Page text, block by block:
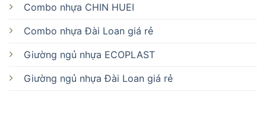
Combo nhựa CHIN HUEI
Combo nhựa Đài Loan giá rẻ
Giường ngủ nhựa ECOPLAST
Giường ngủ nhựa Đài Loan giá rẻ